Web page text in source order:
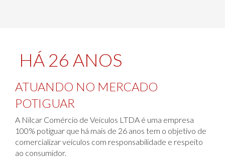
HÁ 26 ANOS
ATUANDO NO MERCADO
POTIGUAR
A Nilcar Comércio de Veículos LTDA é uma empresa
100% potiguar que há mais de 26 anos tem o objetivo de
comercializar veículos com responsabilidade e respeito
ao consumidor.